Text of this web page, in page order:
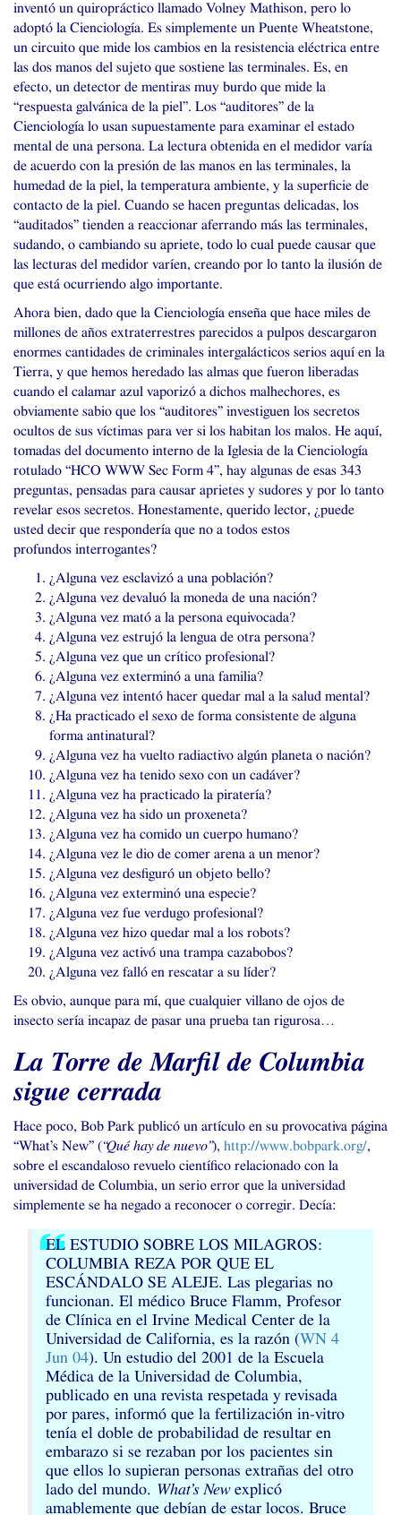
inventó un quiropráctico llamado Volney Mathison, pero lo
adoptó la Cienciología. Es simplemente un Puente Wheatstone,
un circuito que mide los cambios en la resistencia eléctrica entre
las dos manos del sujeto que sostiene las terminales. Es, en
efecto, un detector de mentiras muy burdo que mide la
“respuesta galvánica de la piel”. Los “auditores” de la
Cienciología lo usan supuestamente para examinar el estado
mental de una persona. La lectura obtenida en el medidor varía
de acuerdo con la presión de las manos en las terminales, la
humedad de la piel, la temperatura ambiente, y la superficie de
contacto de la piel. Cuando se hacen preguntas delicadas, los
“auditados” tienden a reaccionar aferrando más las terminales,
sudando, o cambiando su apriete, todo lo cual puede causar que
las lecturas del medidor varíen, creando por lo tanto la ilusión de
que está ocurriendo algo importante.
Ahora bien, dado que la Cienciología enseña que hace miles de
millones de años extraterrestres parecidos a pulpos descargaron
enormes cantidades de criminales intergalácticos serios aquí en la
Tierra, y que hemos heredado las almas que fueron liberadas
cuando el calamar azul vaporizó a dichos malhechores, es
obviamente sabio que los “auditores” investiguen los secretos
ocultos de sus víctimas para ver si los habitan los malos. He aquí,
tomadas del documento interno de la Iglesia de la Cienciología
rotulado “HCO WWW Sec Form 4”, hay algunas de esas 343
preguntas, pensadas para causar aprietes y sudores y por lo tanto
revelar esos secretos. Honestamente, querido lector, ¿puede
usted decir que respondería que no a todos estos
profundos interrogantes?
¿Alguna vez esclavizó a una población?
¿Alguna vez devaluó la moneda de una nación?
¿Alguna vez mató a la persona equivocada?
¿Alguna vez estrujó la lengua de otra persona?
¿Alguna vez que un crítico profesional?
¿Alguna vez exterminó a una familia?
¿Alguna vez intentó hacer quedar mal a la salud mental?
¿Ha practicado el sexo de forma consistente de alguna
forma antinatural?
¿Alguna vez ha vuelto radiactivo algún planeta o nación?
¿Alguna vez ha tenido sexo con un cadáver?
¿Alguna vez ha practicado la piratería?
¿Alguna vez ha sido un proxeneta?
¿Alguna vez ha comido un cuerpo humano?
¿Alguna vez le dio de comer arena a un menor?
¿Alguna vez desfiguró un objeto bello?
¿Alguna vez exterminó una especie?
¿Alguna vez fue verdugo profesional?
¿Alguna vez hizo quedar mal a los robots?
¿Alguna vez activó una trampa cazabobos?
¿Alguna vez falló en rescatar a su líder?
Es obvio, aunque para mí, que cualquier villano de ojos de
insecto sería incapaz de pasar una prueba tan rigurosa…
La Torre de Marfil de Columbia
sigue cerrada
Hace poco, Bob Park publicó un artículo en su provocativa página
“What’s New” (“Qué hay de nuevo”), http://www.bobpark.org/,
sobre el escandaloso revuelo científico relacionado con la
universidad de Columbia, un serio error que la universidad
simplemente se ha negado a reconocer o corregir. Decía:
EL ESTUDIO SOBRE LOS MILAGROS:
COLUMBIA REZA POR QUE EL
ESCÁNDALOSE ALEJE. Las plegarias no
funcionan. El médico Bruce Flamm, Profesor
de Clínica en el Irvine Medical Center de la
Universidad de California, es la razón (WN 4
Jun 04). Un estudio del 2001 de la Escuela
Médica de la Universidad de Columbia,
publicado en una revista respetada y revisada
por pares, informó que la fertilización in-vitro
tenía el doble de probabilidad de resultar en
embarazo si se rezaban por los pacientes sin
que ellos lo supieran personas extrañas del otro
lado del mundo. What’s Newexplicó
amablemente que debían de estar locos. Bruce